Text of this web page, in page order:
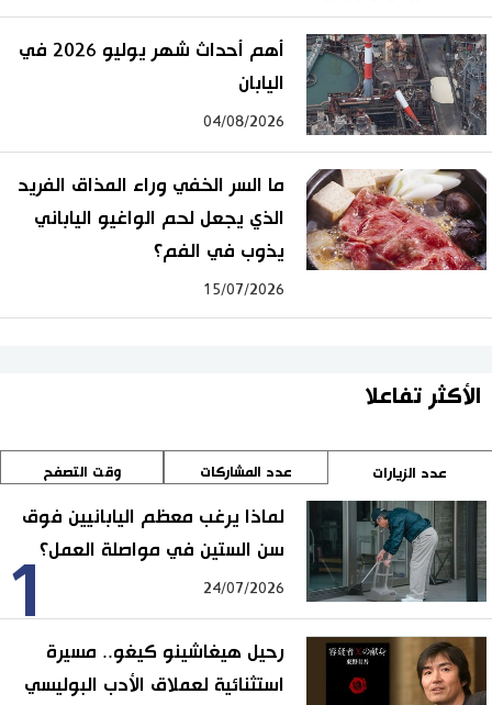
أهم أحداث شهر يوليو 2026 في
اليابان
04/08/2026
ما السر الخفي وراء المذاق الفريد
الذي يجعل لحم الواغيو الياباني
يذوب في الفم؟
15/07/2026
الأكثر تفاعلا
عدد الزيارات عدد المشاركات وقت التصفح
1
لماذا يرغب معظم اليابانيين فوق
سن الستين في مواصلة العمل؟
24/07/2026
رحيل هيغاشينو كيغو.. مسيرة
استثنائية لعملاق الأدب البوليسي